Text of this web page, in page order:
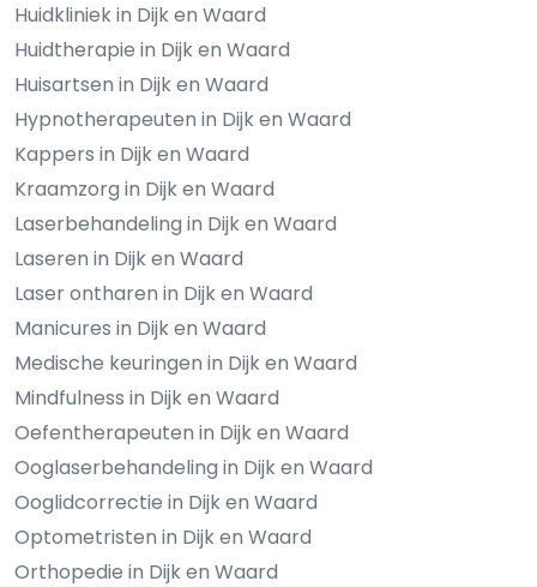
Huidkliniek in Dijk en Waard
Huidtherapie in Dijk en Waard
Huisartsen in Dijk en Waard
Hypnotherapeuten in Dijk en Waard
Kappers in Dijk en Waard
Kraamzorg in Dijk en Waard
Laserbehandeling in Dijk en Waard
Laseren in Dijk en Waard
Laser ontharen in Dijk en Waard
Manicures in Dijk en Waard
Medische keuringen in Dijk en Waard
Mindfulness in Dijk en Waard
Oefentherapeuten in Dijk en Waard
Ooglaserbehandeling in Dijk en Waard
Ooglidcorrectie in Dijk en Waard
Optometristen in Dijk en Waard
Orthopedie in Dijk en Waard